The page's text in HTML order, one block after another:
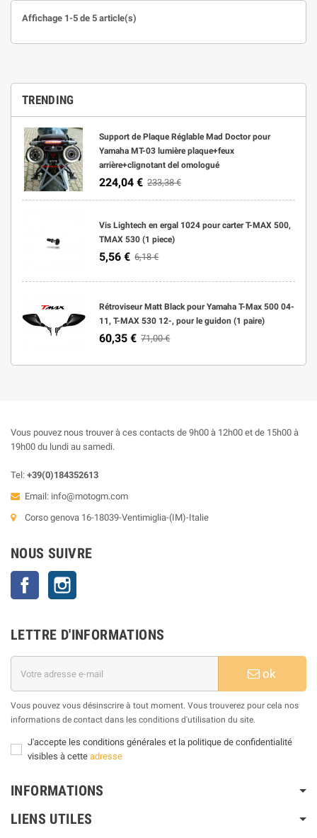
TRENDING
Support de Plaque Réglable Mad Doctor pour
Yamaha MT-03 lumière plaque+feux
arrière+clignotant del omologué
224,04 € 233,38 €
Vis Lightech en ergal 1024 pour carter T-MAX 500,
TMAX 530 (1 piece)
5,56 € 6,18 €
Rétroviseur Matt Black pour Yamaha T-Max 500 04-
11, T-MAX 530 12-, pour le guidon (1 paire)
60,35 € 71,00 €
Affichage 1-5 de 5 article(s)
Vous pouvez nous trouver à ces contacts de 9h00 à 12h00 et de 15h00 à
19h00 du lundi au samedi.
Tel: +39(0)184352613
Email: info@motogm.com
Corso genova 16-18039-Ventimiglia-(IM)-Italie
NOUS SUIVRE
Facebook
LETTRE D'INFORMATIONS
ok
Vous pouvez vous désinscrire à tout moment. Vous trouverez pour cela nos
informations de contact dans les conditions d'utilisation du site.
J'accepte les conditions générales et la politique de confidentialité
visibles à cette adresse
INFORMATIONS
LIENS UTILES